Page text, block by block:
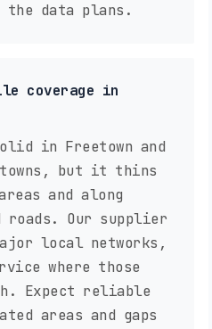
the data plans.
coverage in
in Freetown and
but it thins
and along
Our supplier
local networks,
where those
Expect reliable
areas and gaps